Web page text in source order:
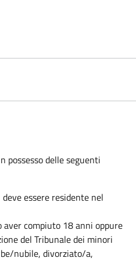
possesso delle seguenti
essere residente nel
compiuto 18 anni oppure
del Tribunale dei minori
nubile, divorziato/a,